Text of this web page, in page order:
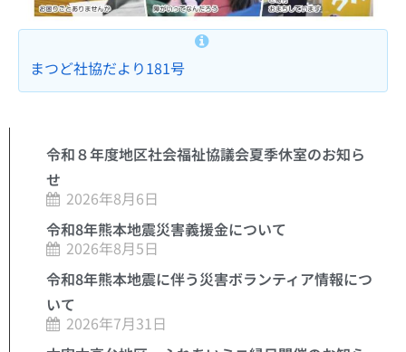
まつど社協だより181号
令和８年度地区社会福祉協議会夏季休室のお知ら
せ
2026年8月6日
令和8年熊本地震災害義援金について
2026年8月5日
令和8年熊本地震に伴う災害ボランティア情報につ
いて
2026年7月31日